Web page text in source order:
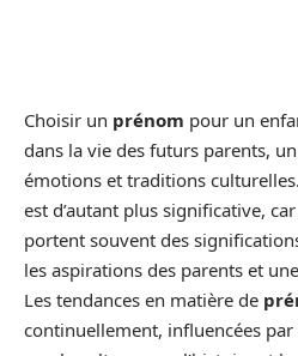
Choisir un prénom pour un
dans la vie des futurs parents,
émotions et traditions
est d’autant plus significative,
portent souvent des
les aspirations des parents et
Les tendances en matière de
continuellement, influencées